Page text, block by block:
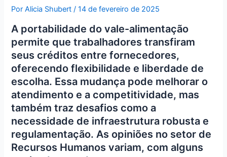
PorAlicia Shubert/14 de fevereiro de 2025
A portabilidade do vale-alimentação
permite que trabalhadores transfiram
seus créditos entre fornecedores,
oferecendo flexibilidade e liberdade de
escolha. Essa mudança pode melhorar o
atendimento e a competitividade, mas
também traz desafios como a
necessidade de infraestrutura robusta e
regulamentação. As opiniões no setor de
Recursos Humanos variam, com alguns